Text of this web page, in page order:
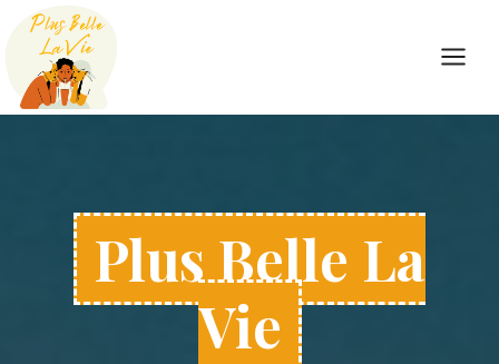
Skip
content
Plus Belle La
Vie